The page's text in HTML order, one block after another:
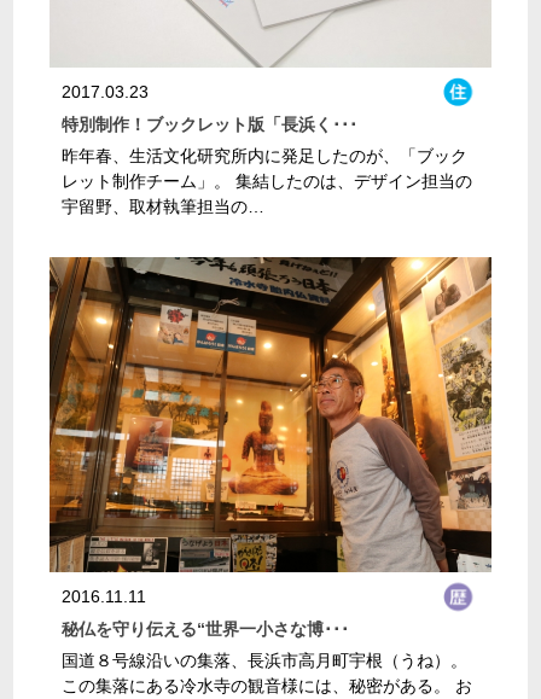
2017.03.23
特別制作！ブックレット版「長浜く･･･
昨年春、生活文化研究所内に発足したのが、「ブック
レット制作チーム」。 集結したのは、デザイン担当の
宇留野、取材執筆担当の…
2016.11.11
秘仏を守り伝える“世界一小さな博･･･
国道８号線沿いの集落、長浜市高月町宇根（うね）。
この集落にある冷水寺の観音様には、秘密がある。 お